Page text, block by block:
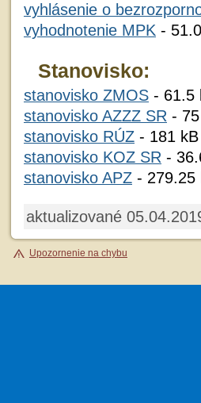
vyhlásenie o
vyhodnotenie MPK -
Stanovisko:
stanovisko ZMOS - 61.5
stanovisko AZZZ SR -
stanovisko RÚZ - 181 kB
stanovisko KOZ SR -
stanovisko APZ - 279.25
aktualizované
Upozornenie na chybu